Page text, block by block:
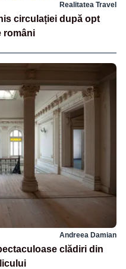
Realitatea Travel
circulației după opt
români
Andreea Damian
clădiri din